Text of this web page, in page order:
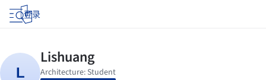
登录